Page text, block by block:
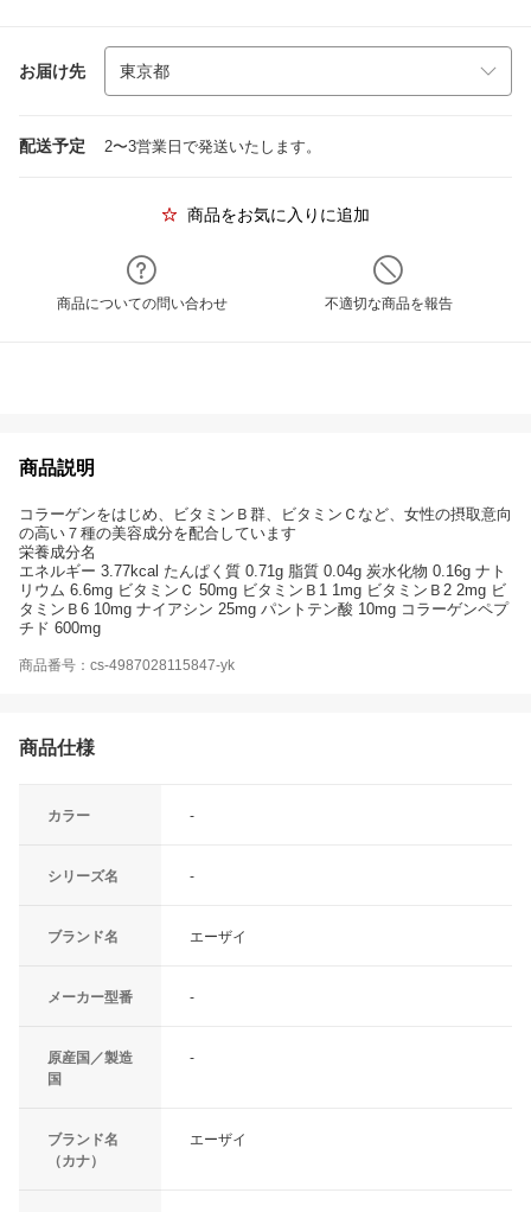
お届け先
配送予定 2〜3営業日で発送いたします。
商品をお気に入りに追加
商品についての問い合わせ 不適切な商品を報告
商品説明
コラーゲンをはじめ、ビタミンＢ群、ビタミンＣなど、女性の摂取意向
の高い７種の美容成分を配合しています
栄養成分名
エネルギー 3.77kcal たんぱく質 0.71g 脂質 0.04g 炭水化物 0.16g ナト
リウム 6.6mg ビタミンＣ 50mg ビタミンＢ1 1mg ビタミンＢ2 2mg ビ
タミンＢ6 10mg ナイアシン 25mg パントテン酸 10mg コラーゲンペプ
チド 600mg
商品番号：cs-4987028115847-yk
商品仕様
カラー -
シリーズ名 -
ブランド名 エーザイ
メーカー型番 -
原産国／製造
国
-
ブランド名
（カナ）
エーザイ